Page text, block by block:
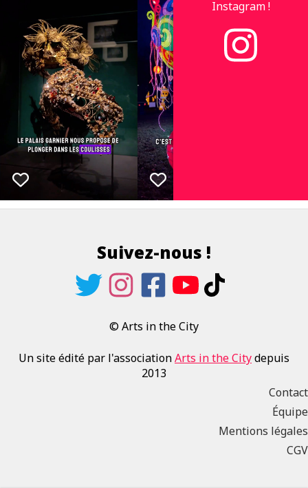
Instagram !
Suivez-nous !
© Arts in the City
Un site édité par l'associationArts in the Citydepuis
2013
Contact
Équipe
Mentions légales
CGV